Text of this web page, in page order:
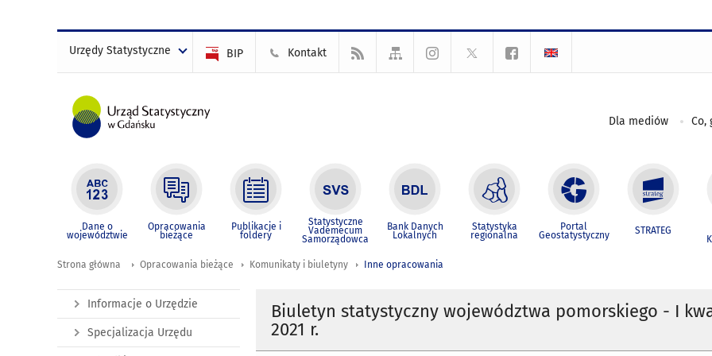
Urzędy Statystyczne BIP Kontakt
Dla mediów Co,
Dane o
województwie
Opracowania
bieżące
Publikacje i
foldery
Statystyczne
Vademecum
Samorządowca
Bank Danych
Lokalnych
Statystyka
regionalna
Portal
Geostatystyczny STRATEG
Strona główna Opracowania bieżące Komunikaty i biuletyny Inne opracowania
Biuletyn statystyczny województwa pomorskiego - I
2021 r.
Informacje o Urzędzie
Specjalizacja Urzędu